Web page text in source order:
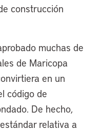
construcción
muchas de
de Maricopa
en un
código de
De hecho,
relativa a